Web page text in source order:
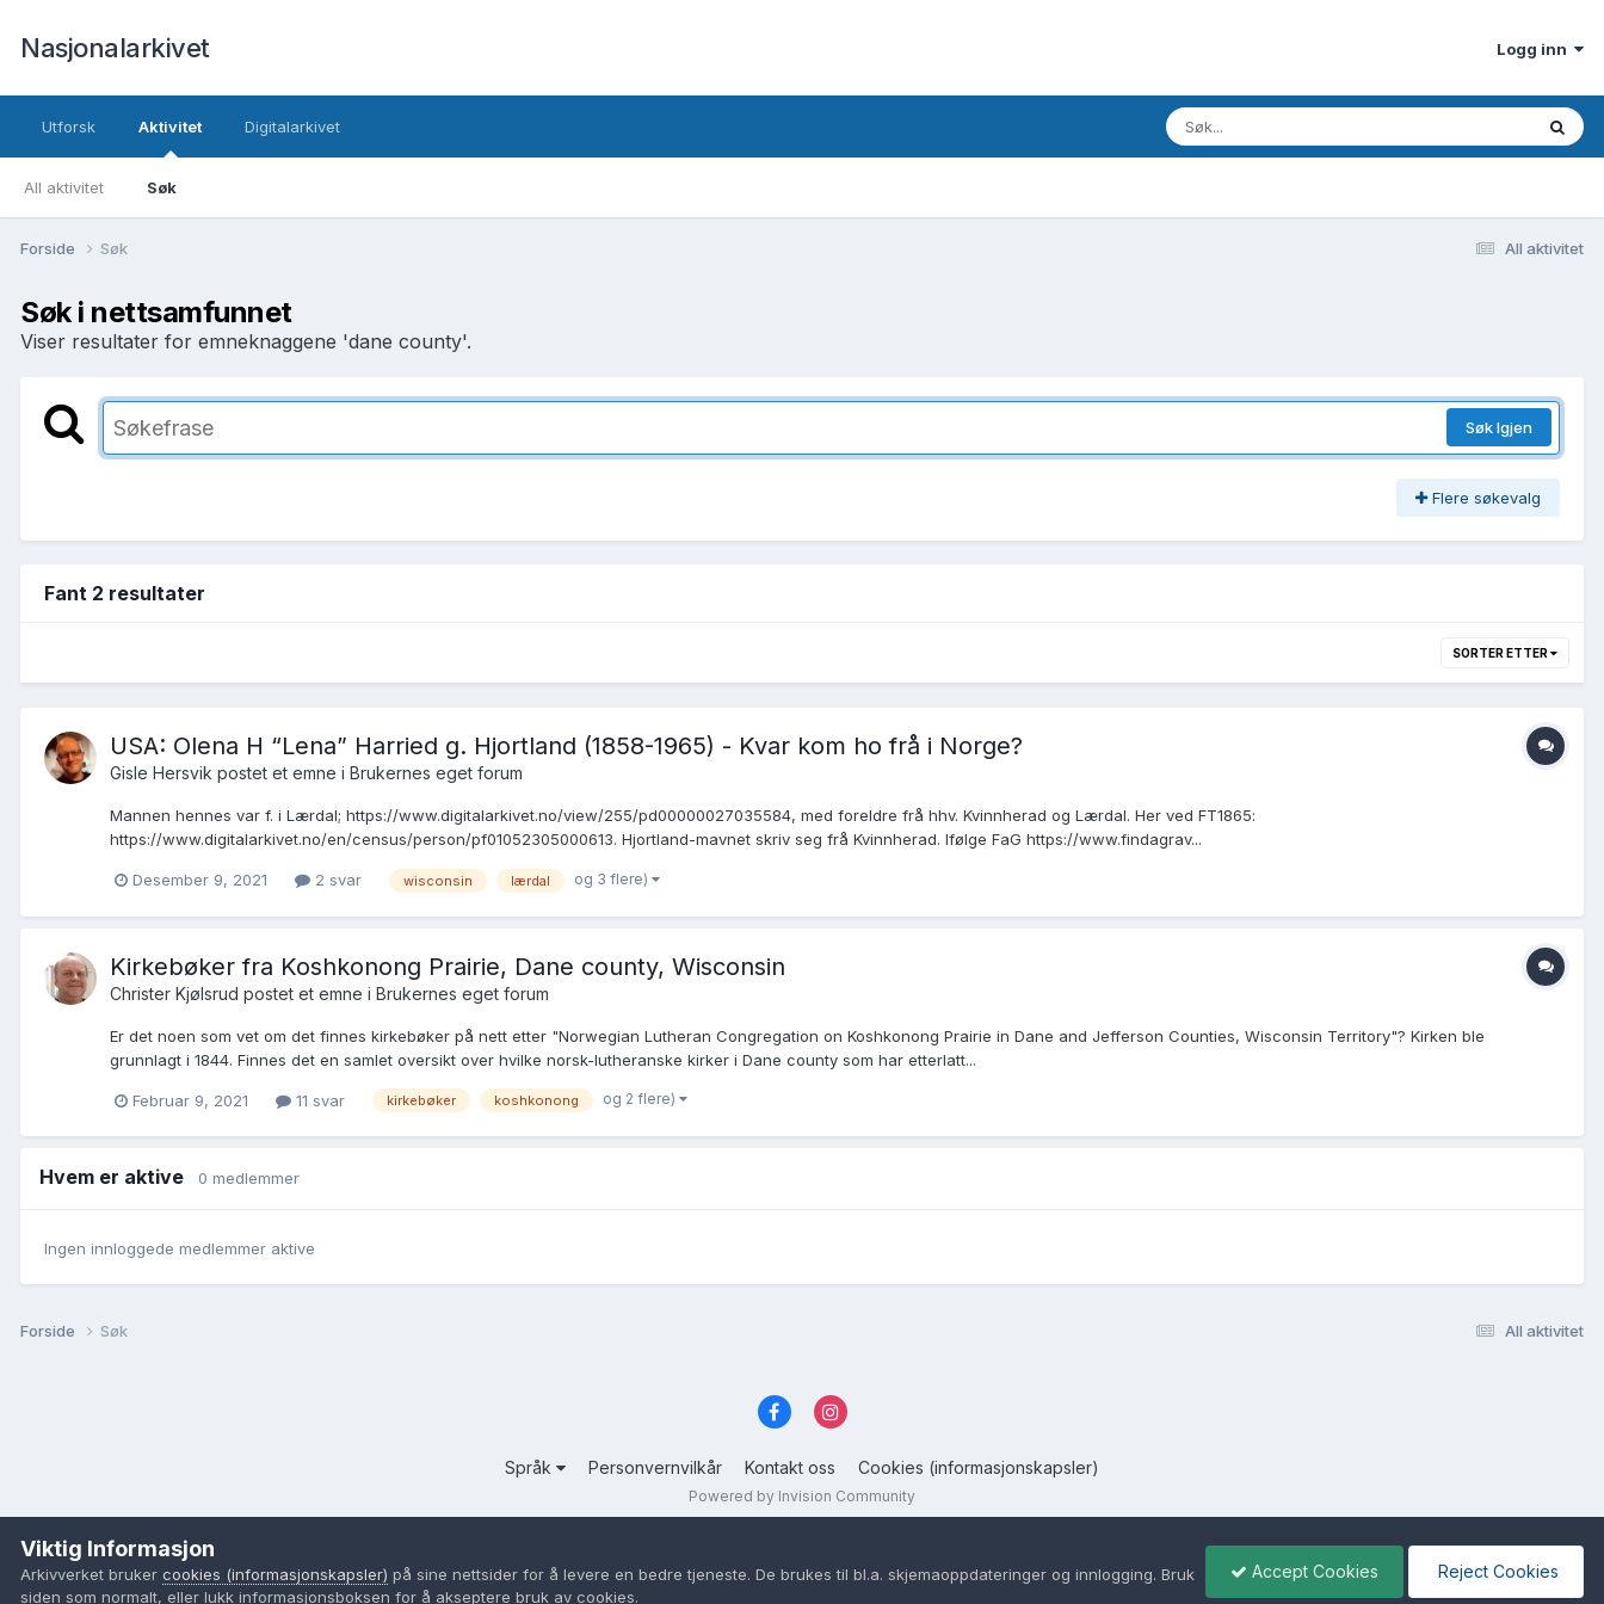
Nasjonalarkivet Logg inn
Utforsk Aktivitet
All aktivitet Søk
Digitalarkivet
All aktivitet
Forside Søk
Søk i nettsamfunnet
Viser resultater for emneknaggene 'dane county'.
Søk Igjen
Flere søkevalg
Fant 2 resultater
SORTER ETTER
USA: Olena H “Lena” Harried g. Hjortland (1858-1965) - Kvar kom ho frå i Norge?
Gisle Hersvik postet et emne i Brukernes eget forum
Mannen hennes var f. i Lærdal; https://www.digitalarkivet.no/view/255/pd00000027035584, med foreldre frå hhv. Kvinnherad og Lærdal. Her ved FT1865:
https://www.digitalarkivet.no/en/census/person/pf01052305000613. Hjortland-mavnet skriv seg frå Kvinnherad. Ifølge FaG https://www.findagrav...
Desember 9, 2021 2 svar wisconsin lærdal og 3 flere)
Kirkebøker fra Koshkonong Prairie, Dane county, Wisconsin
Christer Kjølsrud postet et emne i Brukernes eget forum
Er det noen som vet om det finnes kirkebøker på nett etter "Norwegian Lutheran Congregation on Koshkonong Prairie in Dane and Jefferson Counties, Wisconsin Territory"? Kirken ble
grunnlagt i 1844. Finnes det en samlet oversikt over hvilke norsk-lutheranske kirker i Dane county som har etterlatt...
Februar 9, 2021 11 svar kirkebøker koshkonong og 2 flere)
Hvem er aktive 0 medlemmer
Ingen innloggede medlemmer aktive
All aktivitet
Forside Søk
Språk Personvernvilkår Kontakt oss Cookies (informasjonskapsler)
Powered by Invision Community
Viktig Informasjon
Arkivverket bruker cookies (informasjonskapsler) på sine nettsider for å levere en bedre tjeneste. De brukes til bl.a. skjemaoppdateringer og innlogging. Bruk
siden som normalt, eller lukk informasjonsboksen for å akseptere bruk av cookies.
Accept Cookies Reject Cookies